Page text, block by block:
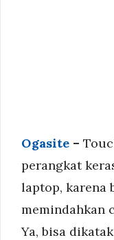
Ogasite –
perangkat
laptop, karena
memindahkan
Ya, bisa